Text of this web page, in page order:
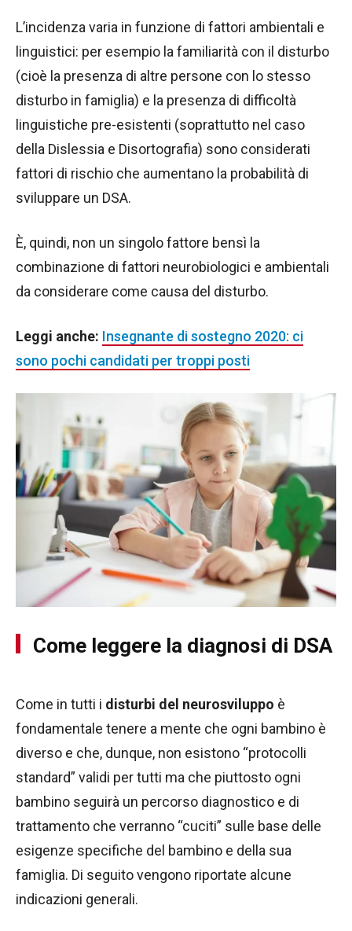
L’incidenza varia in funzione di fattori ambientali e
linguistici: per esempio la familiarità con il disturbo
(cioè la presenza di altre persone con lo stesso
disturbo in famiglia) e la presenza di difficoltà
linguistiche pre-esistenti (soprattutto nel caso
della Dislessia e Disortografia) sono considerati
fattori di rischio che aumentano la probabilità di
sviluppare un DSA.
È, quindi, non un singolo fattore bensì la
combinazione di fattori neurobiologici e ambientali
da considerare come causa del disturbo.
Leggi anche: Insegnante di sostegno 2020: ci
sono pochi candidati per troppi posti
Come leggere la diagnosi di DSA
Come in tutti i disturbi del neurosviluppo è
fondamentale tenere a mente che ogni bambino è
diverso e che, dunque, non esistono “protocolli
standard” validi per tutti ma che piuttosto ogni
bambino seguirà un percorso diagnostico e di
trattamento che verranno “cuciti” sulle base delle
esigenze specifiche del bambino e della sua
famiglia. Di seguito vengono riportate alcune
indicazioni generali.